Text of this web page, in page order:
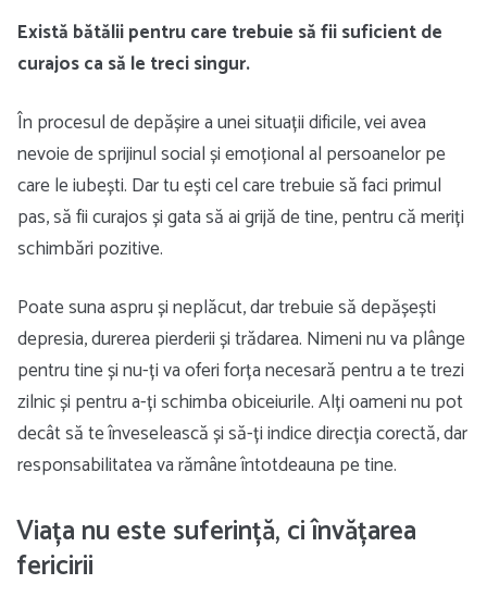
Există bătălii pentru care trebuie să fii suficient de
curajos ca să le treci singur.
În procesul de depășire a unei situații dificile, vei avea
nevoie de sprijinul social și emoțional al persoanelor pe
care le iubești. Dar tu ești cel care trebuie să faci primul
pas, să fii curajos și gata să ai grijă de tine, pentru că meriți
schimbări pozitive.
Poate suna aspru și neplăcut, dar trebuie să depășești
depresia, durerea pierderii și trădarea. Nimeni nu va plânge
pentru tine și nu-ți va oferi forța necesară pentru a te trezi
zilnic și pentru a-ți schimba obiceiurile. Alți oameni nu pot
decât să te înveselească și să-ți indice direcția corectă, dar
responsabilitatea va rămâne întotdeauna pe tine.
Viața nu este suferință, ci învățarea
fericirii